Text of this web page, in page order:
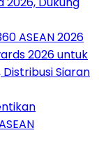
ASEAN 2026
2026 untuk
Siaran